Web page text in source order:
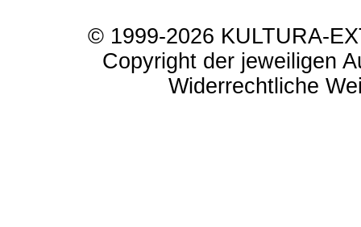
© 1999-2026 KULTURA-
Copyright der jeweiligen
Widerrechtliche